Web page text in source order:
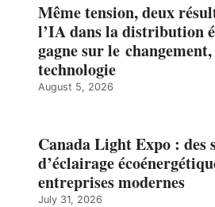
Même tension, deux
l’IA dans la distribution
gagne sur le
technologie
August 5, 2026
Canada Light Expo : des
d’éclairage
entreprises modernes
July 31, 2026